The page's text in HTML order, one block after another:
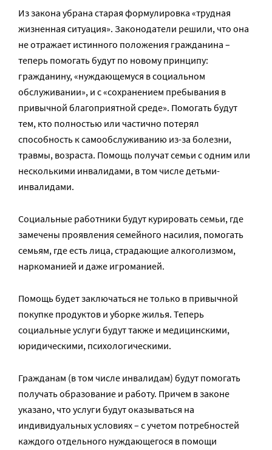
Из закона убрана старая формулировка «трудная
жизненная ситуация». Законодатели решили, что она
не отражает истинного положения гражданина –
теперь помогать будут по новому принципу:
гражданину, «нуждающемуся в социальном
обслуживании», и с «сохранением пребывания в
привычной благоприятной среде». Помогать будут
тем, кто полностью или частично потерял
способность к самообслуживанию из-за болезни,
травмы, возраста. Помощь получат семьи с одним или
несколькими инвалидами, в том числе детьми-
инвалидами.
Социальные работники будут курировать семьи, где
замечены проявления семейного насилия, помогать
семьям, где есть лица, страдающие алкоголизмом,
наркоманией и даже игроманией.
Помощь будет заключаться не только в привычной
покупке продуктов и уборке жилья. Теперь
социальные услуги будут также и медицинскими,
юридическими, психологическими.
Гражданам (в том числе инвалидам) будут помогать
получать образование и работу. Причем в законе
указано, что услуги будут оказываться на
индивидуальных условиях – с учетом потребностей
каждого отдельного нуждающегося в помощи